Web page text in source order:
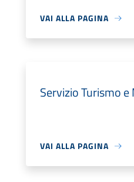
VAI ALLA PAGINA
Servizio Turismo
VAI ALLA PAGINA